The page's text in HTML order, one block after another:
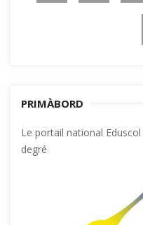
PRIMÀBORD
Le portail national
degré